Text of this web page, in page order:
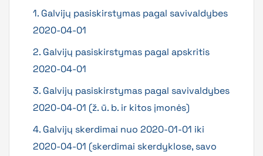
1. Galvijų pasiskirstymas pagal savivaldybes
2020-04-01
2. Galvijų pasiskirstymas pagal apskritis
2020-04-01
3. Galvijų pasiskirstymas pagal savivaldybes
2020-04-01 (ž. ū. b. ir kitos įmonės)
4. Galvijų skerdimai nuo 2020-01-01 iki
2020-04-01 (skerdimai skerdyklose, savo